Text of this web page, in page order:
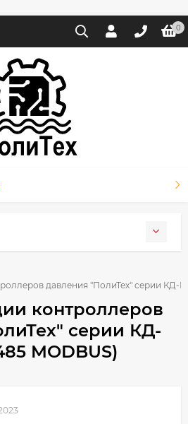
0
давления "ПолиТех" серии КД-
контроллеров
серии КД-
MODBUS)